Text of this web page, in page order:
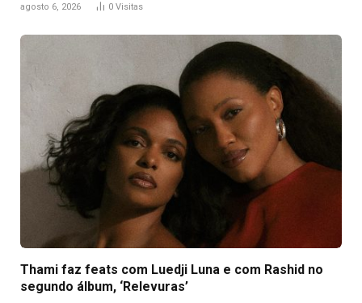
agosto 6, 2026 0 Visitas
Thami faz feats com Luedji Luna e com Rashid no
segundo álbum, ‘Relevuras’